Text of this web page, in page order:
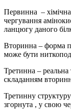
Первинна – хімічна
чергування
ланцюгу даного
Вторинна – форма
може бути
Третинна – реальна
складанням
Третинну
згорнута , у свою